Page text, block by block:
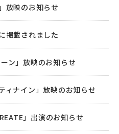
放映のお知らせ
掲載されました
ン」放映のお知らせ
ィナイン」放映のお知らせ
」出演のお知らせ